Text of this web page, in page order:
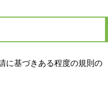
に基づきある程度の規則の